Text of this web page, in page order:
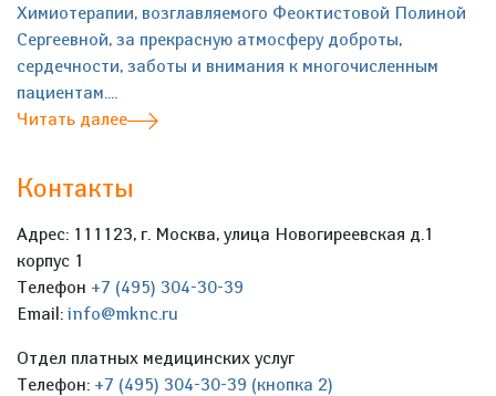
Химиотерапии, возглавляемого Феоктистовой Полиной
Сергеевной, за прекрасную атмосферу доброты,
сердечности, заботы и внимания к многочисленным
пациентам....
Читать далее
Контакты
Адрес: 111123, г. Москва, улица Новогиреевская д.1
корпус 1
Телефон +7 (495) 304-30-39
Email: info@mknc.ru
Отдел платных медицинских услуг
Телефон: +7 (495) 304-30-39 (кнопка 2)